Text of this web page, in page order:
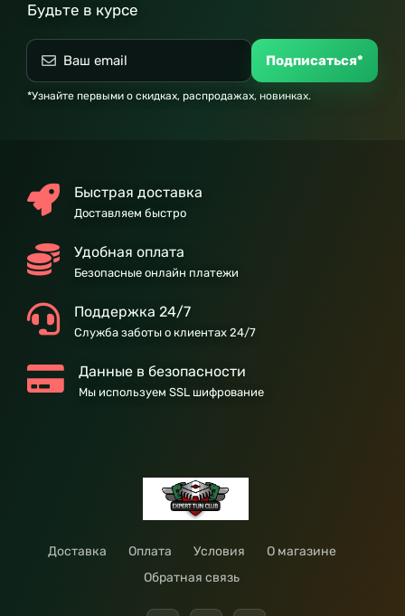
Будьте в курсе
Подписаться*
*Узнайте первыми о скидках, распродажах, новинках.
Быстрая доставка
Доставляем быстро
Удобная оплата
Безопасные онлайн платежи
Поддержка 24/7
Служба заботы о клиентах 24/7
Данные в безопасности
Мы используем SSL шифрование
Доставка Оплата Условия
О магазине
Обратная связь